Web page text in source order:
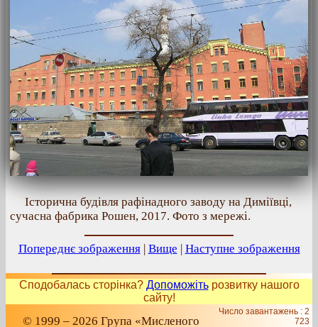
Історична будівля рафінадного заводу на Диміївці,
сучасна фабрика Рошен, 2017. Фото з мережі.
Попереднє зображення| Вище | Наступне зображення
Сподобалась сторінка? Допоможітьрозвитку нашого
сайту!
© 1999 – 2026 Група «Мисленого
Число завантажень : 2
723